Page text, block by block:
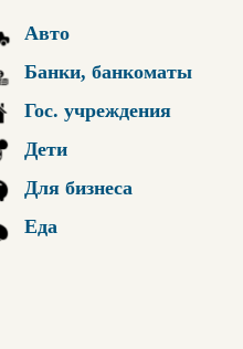
Авто
Банки, банкоматы
Гос. учреждения
Дети
Для бизнеса
Еда